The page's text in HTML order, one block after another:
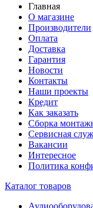
Главная
О магазине
Производители
Оплата
Доставка
Гарантия
Новости
Контакты
Наши проекты
Кредит
Как заказать
Сборка
Сервисная
Вакансии
Интересное
Политика
Каталог товаров